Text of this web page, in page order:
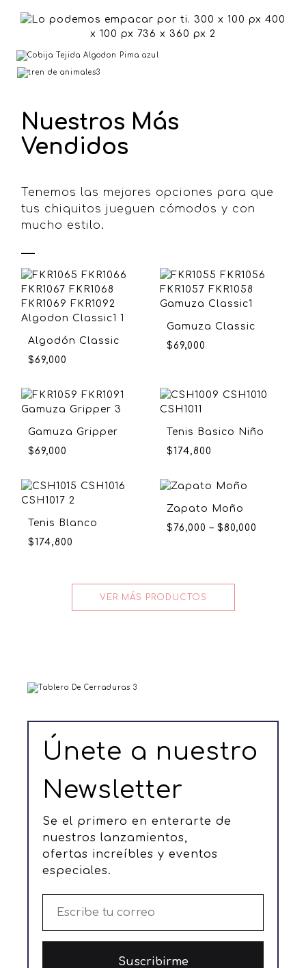
Ver más
Bebés
Quiero verlos
Moda
Comprar Ahora
Nuestros Más
Vendidos
Tenemos las mejores opciones para que
tus chiquitos jueguen cómodos y con
mucho estilo.
Algodón Classic
$69,000
Gamuza Classic
$69,000
Gamuza Gripper
$69,000
Tenis Basico Niño
$174,800
Tenis Blanco
$174,800
Zapato Moño
$ 76,000 – $80,000
VER MÁS PRODUCTOS
Juguetes
en madera
Únete a nuestro
Newsletter
Se el primero en enterarte de
nuestros lanzamientos,
ofertas increíbles y eventos
especiales.
Lindas
pijamas